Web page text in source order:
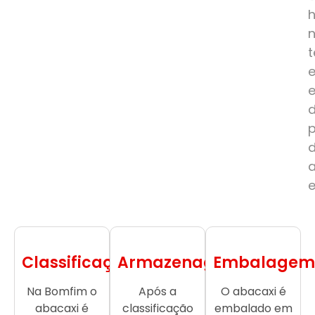
e
Classificação
Na Bomfim o
abacaxi é
Armazenagem
Após a
classificação
Embalagem
O abacaxi é
embalado em